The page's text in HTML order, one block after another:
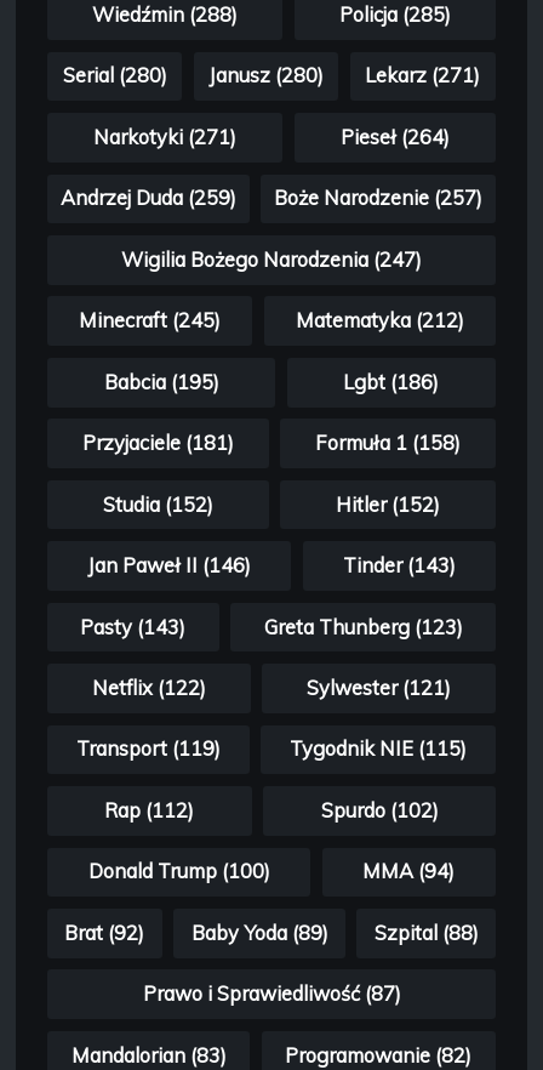
Wiedźmin (288) Policja (285)
Serial (280) Janusz (280) Lekarz (271)
Narkotyki (271) Pieseł (264)
Andrzej Duda (259) Boże Narodzenie (257)
Wigilia Bożego Narodzenia (247)
Minecraft (245) Matematyka (212)
Babcia (195) Lgbt (186)
Przyjaciele (181) Formuła 1 (158)
Studia (152) Hitler (152)
Jan Paweł II (146) Tinder (143)
Pasty (143) Greta Thunberg (123)
Netflix (122) Sylwester (121)
Transport (119) Tygodnik NIE (115)
Rap (112) Spurdo (102)
Donald Trump (100) MMA (94)
Brat (92) Baby Yoda (89) Szpital (88)
Prawo i Sprawiedliwość (87)
Mandalorian (83) Programowanie (82)